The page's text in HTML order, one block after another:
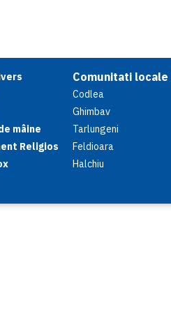
mâine
Religios
Comunitati locale
Codlea
Ghimbav
Tarlungeni
Feldioara
Halchiu